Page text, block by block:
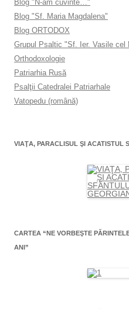
Blog "N-am cuvinte…"
Blog "Sf. Maria Magdalena"
Blog ORTODOX
Grupul Psaltic "Sf. Ier. Vasile cel
Orthodoxologie
Patriarhia Rusă
Psalţii Catedralei Patriarhale
Vatopedu (română)
VIAŢA, PARACLISUL ŞI ACATISTUL
CARTEA “NE VORBEŞTE
ANI”